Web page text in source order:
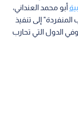
أبو محمد العنداني،
المنفردة" إلى تنفيذ
الدول التي تحارب